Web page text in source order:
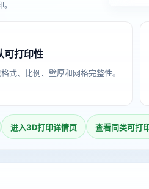
可打印性
式、比例、壁厚和网格完整性。
进入3D打印详情页 查看同类可打